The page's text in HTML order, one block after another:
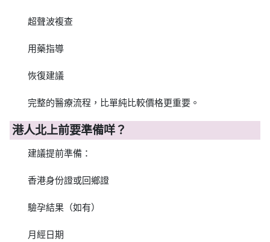
超聲波複查
用藥指導
恢復建議
完整的醫療流程，比單純比較價格更重要。
港人北上前要準備咩？
建議提前準備：
香港身份證或回鄉證
驗孕結果（如有）
月經日期